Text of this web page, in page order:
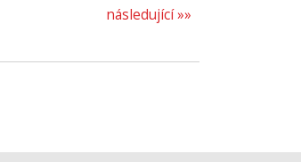
následující »»